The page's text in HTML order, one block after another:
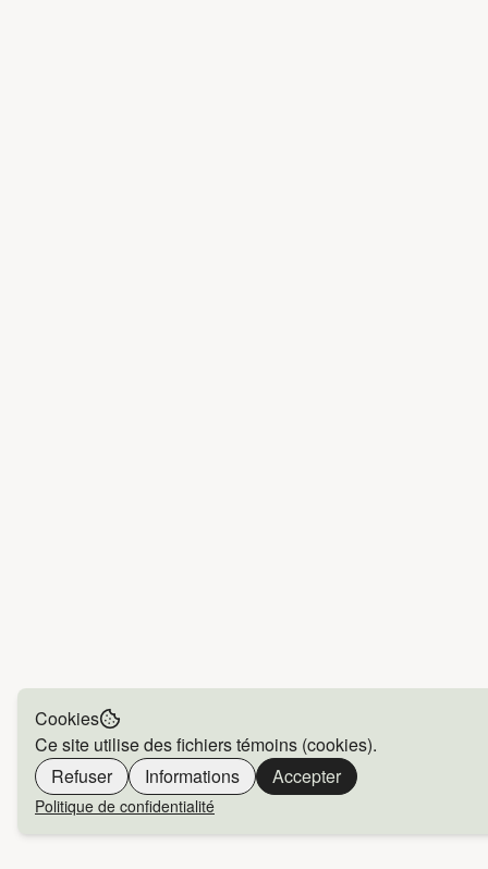
Cookies
Ce site utilise des fichiers témoins (cookies).
Refuser
Informations Accepter
Politique de confidentialité